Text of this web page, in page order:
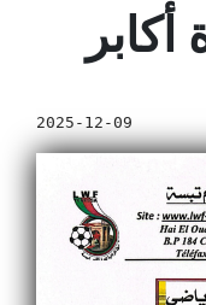
2025-12-09